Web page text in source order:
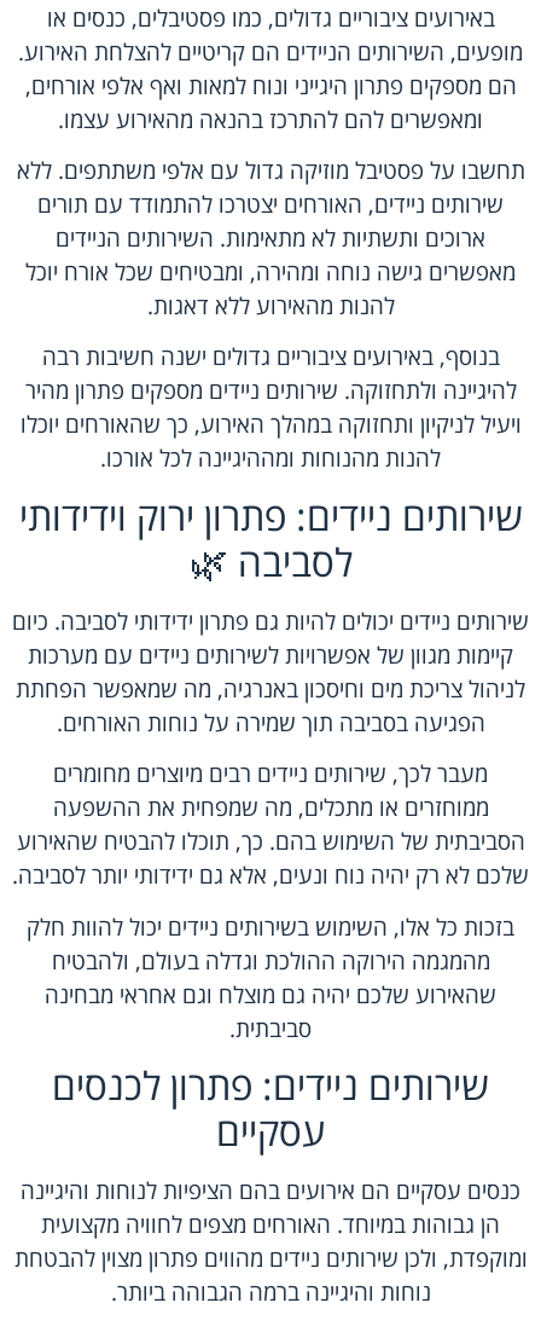
באירועים ציבוריים גדולים, כמו פסטיבלים, כנסים או
מופעים, השירותים הניידים הם קריטיים להצלחת האירוע.
הם מספקים פתרון היגייני ונוח למאות ואף אלפי אורחים,
ומאפשרים להם להתרכז בהנאה מהאירוע עצמו.
תחשבו על פסטיבל מוזיקה גדול עם אלפי משתתפים. ללא
שירותים ניידים, האורחים יצטרכו להתמודד עם תורים
ארוכים ותשתיות לא מתאימות. השירותים הניידים
מאפשרים גישה נוחה ומהירה, ומבטיחים שכל אורח יוכל
להנות מהאירוע ללא דאגות.
בנוסף, באירועים ציבוריים גדולים ישנה חשיבות רבה
להיגיינה ולתחזוקה. שירותים ניידים מספקים פתרון מהיר
ויעיל לניקיון ותחזוקה במהלך האירוע, כך שהאורחים יוכלו
להנות מהנוחות ומההיגיינה לכל אורכו.
שירותים ניידים: פתרון ירוק וידידותי
לסביבה 🌿
שירותים ניידים יכולים להיות גם פתרון ידידותי לסביבה. כיום
קיימות מגוון של אפשרויות לשירותים ניידים עם מערכות
לניהול צריכת מים וחיסכון באנרגיה, מה שמאפשר הפחתת
הפגיעה בסביבה תוך שמירה על נוחות האורחים.
מעבר לכך, שירותים ניידים רבים מיוצרים מחומרים
ממוחזרים או מתכלים, מה שמפחית את ההשפעה
הסביבתית של השימוש בהם. כך, תוכלו להבטיח שהאירוע
שלכם לא רק יהיה נוח ונעים, אלא גם ידידותי יותר לסביבה.
בזכות כל אלו, השימוש בשירותים ניידים יכול להוות חלק
מהמגמה הירוקה ההולכת וגדלה בעולם, ולהבטיח
שהאירוע שלכם יהיה גם מוצלח וגם אחראי מבחינה
סביבתית.
שירותים ניידים: פתרון לכנסים
עסקיים
כנסים עסקיים הם אירועים בהם הציפיות לנוחות והיגיינה
הן גבוהות במיוחד. האורחים מצפים לחוויה מקצועית
ומוקפדת, ולכן שירותים ניידים מהווים פתרון מצוין להבטחת
נוחות והיגיינה ברמה הגבוהה ביותר.